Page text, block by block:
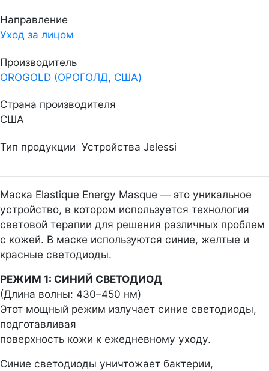
Направление
Уход за лицом
Производитель
OROGOLD (ОРОГОЛД, США)
Страна производителя
США
Тип продукции Устройства Jelessi
Маска Elastique Energy Masque — это уникальное
устройство, в котором используется технология
световой терапии для решения различных проблем
с кожей. В маске используются синие, желтые и
красные светодиоды.
РЕЖИМ 1: СИНИЙ СВЕТОДИОД
(Длина волны: 430–450 нм)
Этот мощный режим излучает синие светодиоды,
подготавливая
поверхность кожи к ежедневному уходу.
Синие светодиоды уничтожает бактерии,